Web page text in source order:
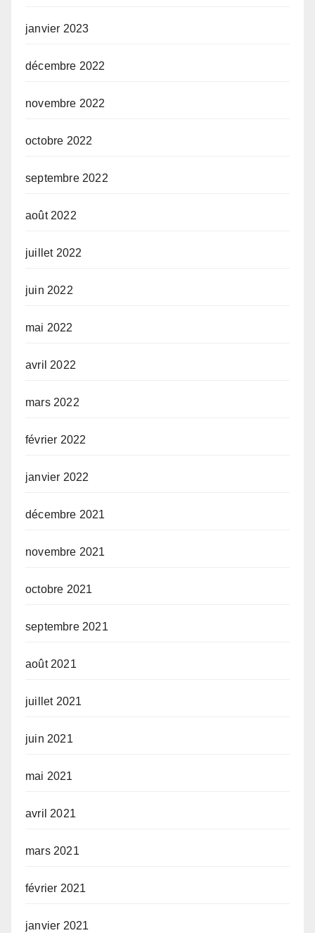
janvier 2023
décembre 2022
novembre 2022
octobre 2022
septembre 2022
août 2022
juillet 2022
juin 2022
mai 2022
avril 2022
mars 2022
février 2022
janvier 2022
décembre 2021
novembre 2021
octobre 2021
septembre 2021
août 2021
juillet 2021
juin 2021
mai 2021
avril 2021
mars 2021
février 2021
janvier 2021